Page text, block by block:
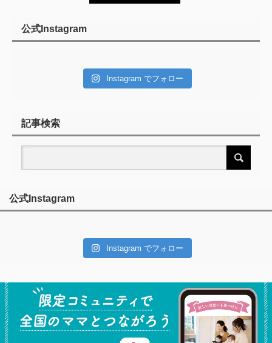
公式Instagram
Instagram でフォロー
記事検索
公式Instagram
Instagram でフォロー